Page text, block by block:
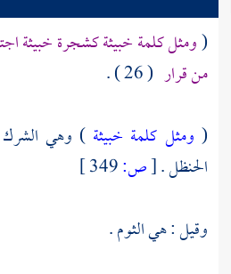
(ومثل كلمة خبيثة كشجرة خبيثة
من قرار ( 26 ) .
( ومثل كلمة خبيثة ) وهي
الحنظل .[ص:
وقيل : هي الثوم .